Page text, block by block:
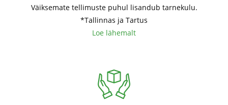
Väiksemate tellimuste puhul lisandub tarnekulu.
*Tallinnas ja Tartus
Loe lähemalt